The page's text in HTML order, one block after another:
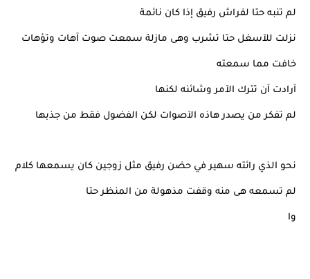
لم تنبه حتا لفراش رفيق إذا كان نائمة
نزلت للآسغل حتا تشرب وهى مازلة سمعت صوت آهات وتؤهات
خافت مما سمعته
آرادت آن تترك الآمر وشائنه لكنها
لم تفكر من يصدر هاذه الآصوات لكن الفضول فقط من جذبها
نحو الذي رائته سهير في حضن رفيق مثل زوجين كان يسمعها كلام
لم تسمعه هى منه وقفت مذهولة من المنظر حتا
وا